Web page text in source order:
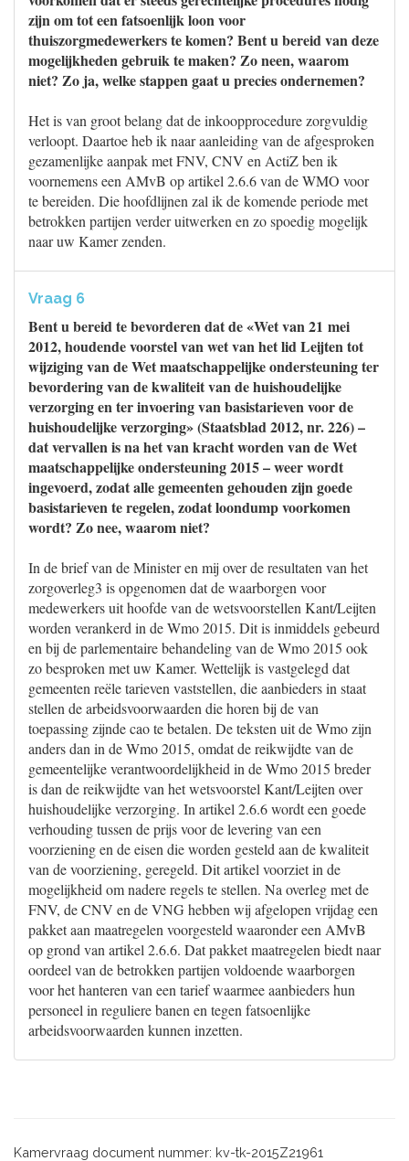
zijn om tot een fatsoenlijk loon voor
thuiszorgmedewerkers te komen? Bent u bereid van deze
mogelijkheden gebruik te maken? Zo neen, waarom
niet? Zo ja, welke stappen gaat u precies ondernemen?
Het is van groot belang dat de inkoopprocedure zorgvuldig
verloopt. Daartoe heb ik naar aanleiding van de afgesproken
gezamenlijke aanpak met FNV, CNV en ActiZ ben ik
voornemens een AMvB op artikel 2.6.6 van de WMO voor
te bereiden. Die hoofdlijnen zal ik de komende periode met
betrokken partijen verder uitwerken en zo spoedig mogelijk
naar uw Kamer zenden.
Vraag 6
Bent u bereid te bevorderen dat de «Wet van 21 mei
2012, houdende voorstel van wet van het lid Leijten tot
wijziging van de Wet maatschappelijke ondersteuning ter
bevordering van de kwaliteit van de huishoudelijke
verzorging en ter invoering van basistarieven voor de
huishoudelijke verzorging» (Staatsblad 2012, nr. 226) –
dat vervallen is na het van kracht worden van de Wet
maatschappelijke ondersteuning 2015 – weer wordt
ingevoerd, zodat alle gemeenten gehouden zijn goede
basistarieven te regelen, zodat loondump voorkomen
wordt? Zo nee, waarom niet?
In de brief van de Minister en mij over de resultaten van het
zorgoverleg3 is opgenomen dat de waarborgen voor
medewerkers uit hoofde van de wetsvoorstellen Kant/Leijten
worden verankerd in de Wmo 2015. Dit is inmiddels gebeurd
en bij de parlementaire behandeling van de Wmo 2015 ook
zo besproken met uw Kamer. Wettelijk is vastgelegd dat
gemeenten reële tarieven vaststellen, die aanbieders in staat
stellen de arbeidsvoorwaarden die horen bij de van
toepassing zijnde cao te betalen. De teksten uit de Wmo zijn
anders dan in de Wmo 2015, omdat de reikwijdte van de
gemeentelijke verantwoordelijkheid in de Wmo 2015 breder
is dan de reikwijdte van het wetsvoorstel Kant/Leijten over
huishoudelijke verzorging. In artikel 2.6.6 wordt een goede
verhouding tussen de prijs voor de levering van een
voorziening en de eisen die worden gesteld aan de kwaliteit
van de voorziening, geregeld. Dit artikel voorziet in de
mogelijkheid om nadere regels te stellen. Na overleg met de
FNV, de CNV en de VNG hebben wij afgelopen vrijdag een
pakket aan maatregelen voorgesteld waaronder een AMvB
op grond van artikel 2.6.6. Dat pakket maatregelen biedt naar
oordeel van de betrokken partijen voldoende waarborgen
voor het hanteren van een tarief waarmee aanbieders hun
personeel in reguliere banen en tegen fatsoenlijke
arbeidsvoorwaarden kunnen inzetten.
Kamervraag document nummer: kv-tk-2015Z21961